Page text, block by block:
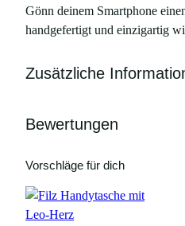
Gönn deinem Smartphone
handgefertigt und einzigartig
Zusätzliche
Bewertungen
Vorschläge für dich